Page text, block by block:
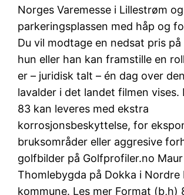
Norges Varemesse i Lillestrøm
parkeringsplassen med håp og
Du vil modtage en nedsat pris
hun eller han kan framstille en
er – juridisk talt – én dag over
lavalder i det landet filmen vises.
83 kan leveres med ekstra
korrosjonsbeskyttelse, for
bruksområder eller aggresive
golfbilder på Golfprofiler.no
Thomlebygda på Dokka i Nordre
kommune. Les mer Format (b,h)